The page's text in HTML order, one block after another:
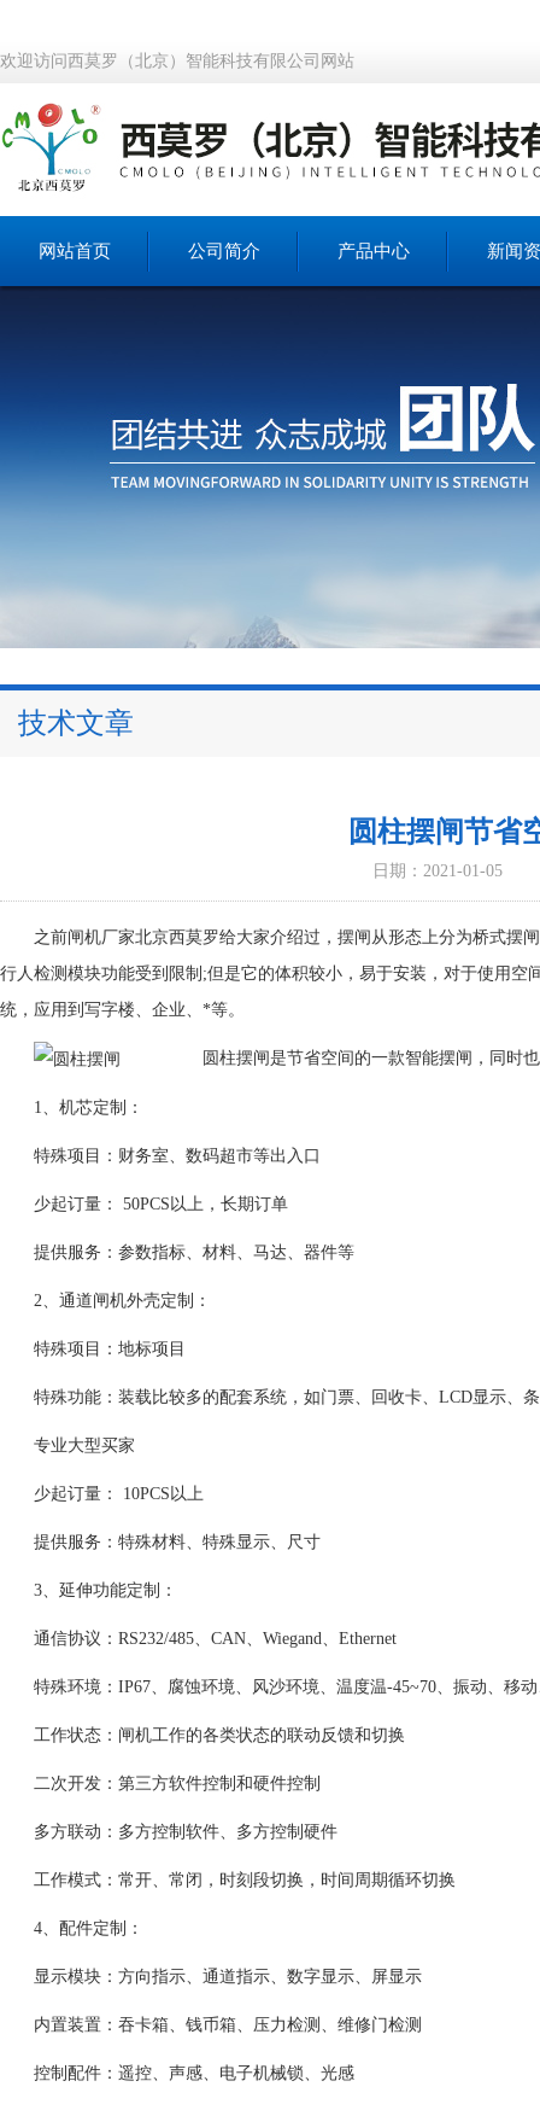
欢迎访问西莫罗（北京）智能科技有限公司网站
网站首页 公司简介 产品中心 新闻
技术文章
圆柱摆闸节省
日期：2021-01-05
之前闸机厂家北京西莫罗给大家介绍过，摆闸从形态上分为桥式摆
行人检测模块功能受到限制;但是它的体积较小，易于安装，对于使用
统，应用到写字楼、企业、*等。
圆柱摆闸是节省空间的一款智能摆闸，同时
1、机芯定制：
特殊项目：财务室、数码超市等出入口
少起订量： 50PCS以上，长期订单
提供服务：参数指标、材料、马达、器件等
2、通道闸机外壳定制：
特殊项目：地标项目
特殊功能：装载比较多的配套系统，如门票、回收卡、LCD显示、条
专业大型买家
少起订量： 10PCS以上
提供服务：特殊材料、特殊显示、尺寸
3、延伸功能定制：
通信协议：RS232/485、CAN、Wiegand、Ethernet
特殊环境：IP67、腐蚀环境、风沙环境、温度温-45~70、振动、移动
工作状态：闸机工作的各类状态的联动反馈和切换
二次开发：第三方软件控制和硬件控制
多方联动：多方控制软件、多方控制硬件
工作模式：常开、常闭，时刻段切换，时间周期循环切换
4、配件定制：
显示模块：方向指示、通道指示、数字显示、屏显示
内置装置：吞卡箱、钱币箱、压力检测、维修门检测
控制配件：遥控、声感、电子机械锁、光感